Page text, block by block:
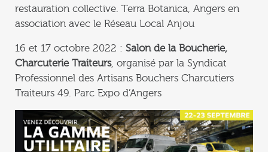
restauration collective. Terra Botanica, Angers en
association avec le Réseau Local Anjou
16 et 17 octobre 2022 : Salon de la Boucherie,
Charcuterie Traiteurs, organisé par la Syndicat
Professionnel des Artisans Bouchers Charcutiers
Traiteurs 49. Parc Expo d’Angers